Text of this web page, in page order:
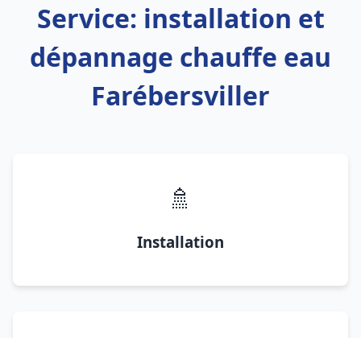
Service: installation et
dépannage chauffe eau
Farébersviller
🚿
Installation